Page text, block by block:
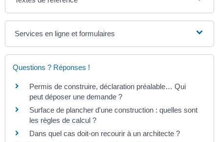
Services en ligne et formulaires
Questions ? Réponses !
Permis de construire, déclaration préalable… Qui
peut déposer une demande ?
Surface de plancher d'une construction : quelles sont
les règles de calcul ?
Dans quel cas doit-on recourir à un architecte ?